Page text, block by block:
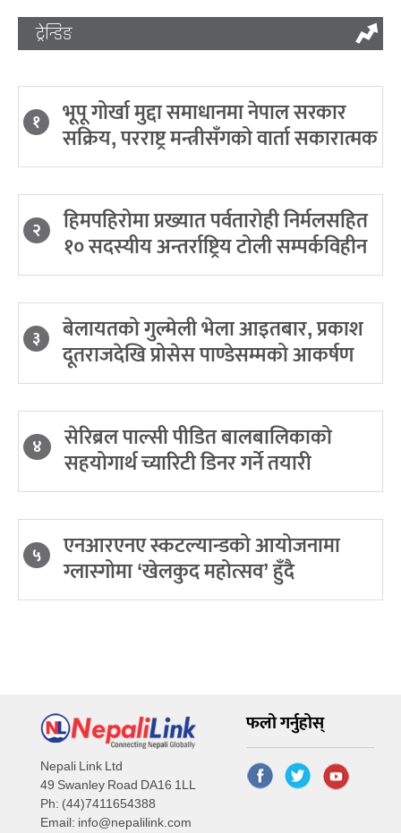
ट्रेन्डिङ
१ भूपू गोर्खा मुद्दा समाधानमा नेपाल सरकार
सक्रिय, परराष्ट्र मन्त्रीसँगको वार्ता सकारात्मक
२ हिमपहिरोमा प्रख्यात पर्वतारोही निर्मलसहित
१० सदस्यीय अन्तर्राष्ट्रिय टोली सम्पर्कविहीन
३ बेलायतको गुल्मेली भेला आइतबार, प्रकाश
दूतराजदेखि प्रोसेस पाण्डेसम्मको आकर्षण
४ सेरिब्रल पाल्सी पीडित बालबालिकाको
सहयोगार्थ च्यारिटी डिनर गर्ने तयारी
५ एनआरएनए स्कटल्यान्डको आयोजनामा
ग्लास्गोमा ‘खेलकुद महोत्सव’ हुँदै
Nepali Link Ltd
49 Swanley Road DA16 1LL
Ph: (44)7411654388
Email: info@nepalilink.com
फलो गर्नुहोस्